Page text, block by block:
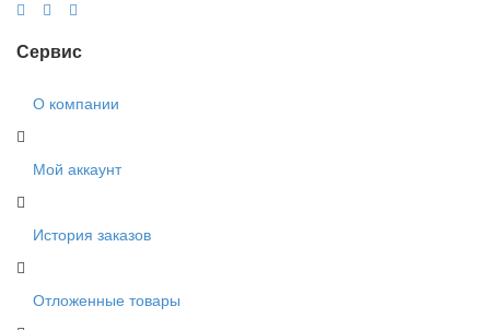
Сервис
О компании
Мой аккаунт
История заказов
Отложенные товары